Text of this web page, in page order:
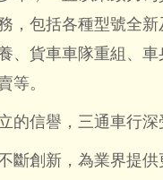
，包括各種型號全
、貨車車隊重組、
等。
的信譽，三通車行
斷創新，為業界提